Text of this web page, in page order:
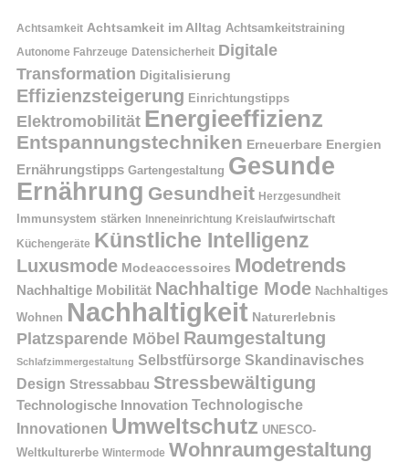
Achtsamkeit Achtsamkeit im Alltag Achtsamkeitstraining
Autonome Fahrzeuge Datensicherheit Digitale
Transformation Digitalisierung
Effizienzsteigerung Einrichtungstipps
Elektromobilität Energieeffizienz
Entspannungstechniken Erneuerbare Energien
Ernährungstipps Gartengestaltung Gesunde
Ernährung Gesundheit Herzgesundheit
Immunsystem stärken Inneneinrichtung Kreislaufwirtschaft
Küchengeräte Künstliche Intelligenz
Luxusmode Modeaccessoires Modetrends
Nachhaltige Mobilität Nachhaltige Mode Nachhaltiges
Wohnen Nachhaltigkeit Naturerlebnis
Platzsparende Möbel Raumgestaltung
Schlafzimmergestaltung Selbstfürsorge Skandinavisches
Design Stressabbau Stressbewältigung
Technologische Innovation Technologische
Innovationen Umweltschutz UNESCO-
Weltkulturerbe Wintermode Wohnraumgestaltung